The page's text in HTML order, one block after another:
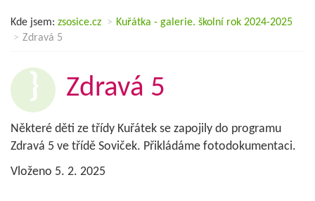
Kde jsem: zsosice.cz
Kuřátka - galerie. školní rok 2024-2025
Zdravá 5
Zdravá 5
Některé děti ze třídy Kuřátek se zapojily do programu
Zdravá 5 ve třídě Soviček. Přikládáme fotodokumentaci.
Vloženo 5. 2. 2025